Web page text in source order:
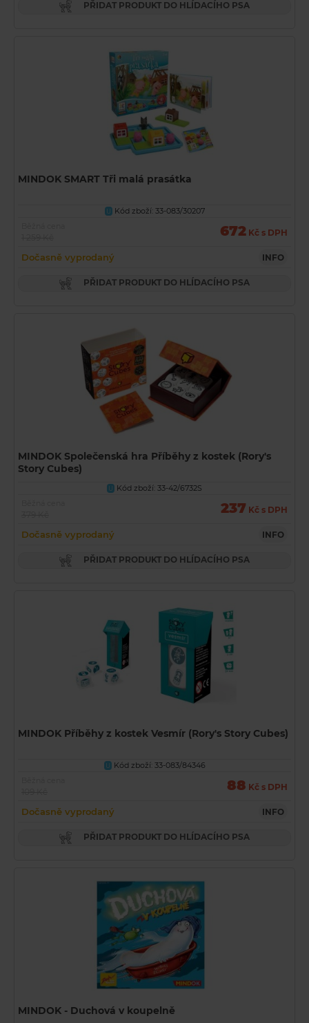
PŘIDAT PRODUKT DO HLÍDACÍHO PSA
MINDOK SMART Tři malá prasátka
U Kód zboží: 33-083/30207
672 Kč s DPH
Dočasně vyprodaný INFO
PŘIDAT PRODUKT DO HLÍDACÍHO PSA
MINDOK Společenská hra Příběhy z kostek (Rory's
Story Cubes)
U
Kód zboží: 33-42/6732S
237 Kč s DPH
Dočasně vyprodaný INFO
PŘIDAT PRODUKT DO HLÍDACÍHO PSA
MINDOK Příběhy z kostek Vesmír (Rory's Story Cubes)
U Kód zboží: 33-083/84346
88 Kč s DPH
Dočasně vyprodaný INFO
PŘIDAT PRODUKT DO HLÍDACÍHO PSA
MINDOK - Duchová v koupelně